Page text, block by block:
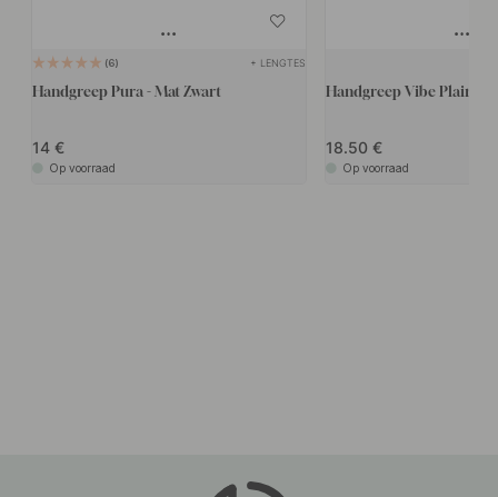
6 + LENGTES
Handgreep Pura - Mat Zwart
14
Op voorraad
Handgreep Vibe Plain -
18.50
Op voorraad